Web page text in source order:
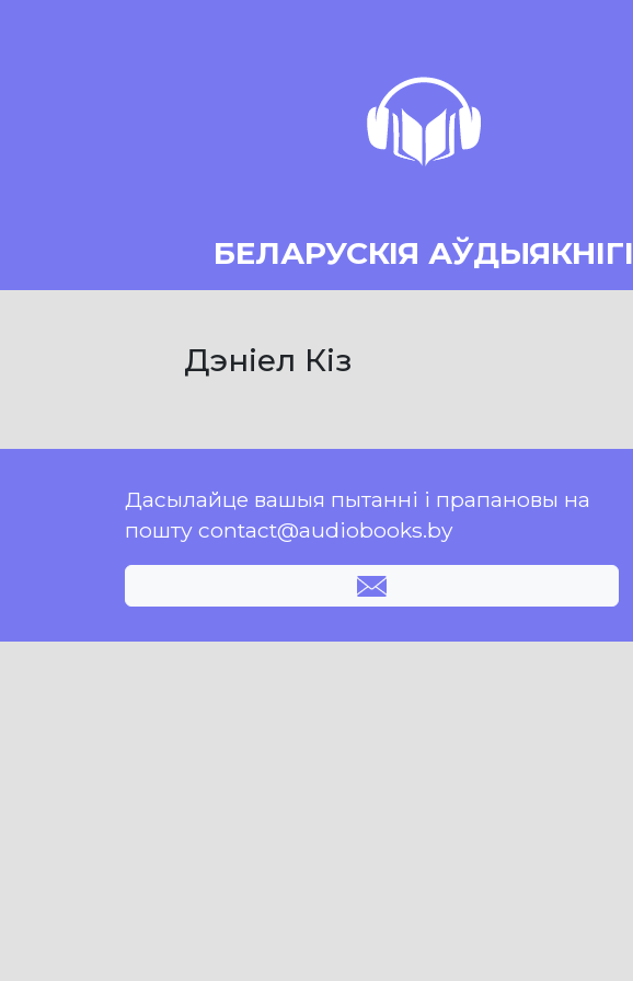
БЕЛАРУСКІЯ АЎДЫЯКНІГІ
Дэніел Кіз
Дасылайце вашыя пытанні і прапановы на
пошту contact@audiobooks.by